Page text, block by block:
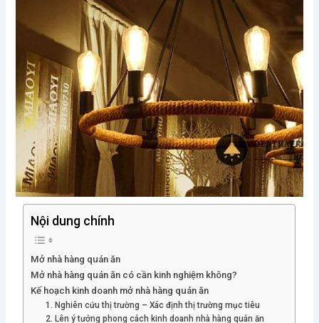
Nội dung chính
Mở nhà hàng quán ăn
Mở nhà hàng quán ăn có cần kinh nghiệm không?
Kế hoạch kinh doanh mở nhà hàng quán ăn
1. Nghiên cứu thị trường – Xác định thị trường mục tiêu
2. Lên ý tưởng phong cách kinh doanh nhà hàng quán ăn